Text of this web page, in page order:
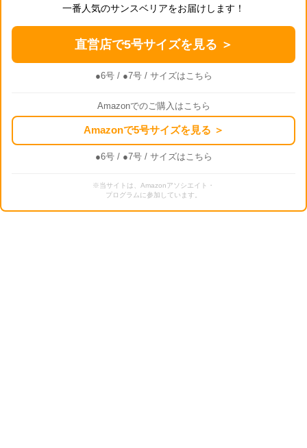
一番人気のサンスベリアをお届けします！
直営店で5号サイズを見る ＞
●6号/ ●7号/ サイズはこちら
Amazonでのご購入はこちら
Amazonで5号サイズを見る ＞
●6号/ ●7号/ サイズはこちら
※当サイトは、Amazonアソシエイト・
プログラムに参加しています。